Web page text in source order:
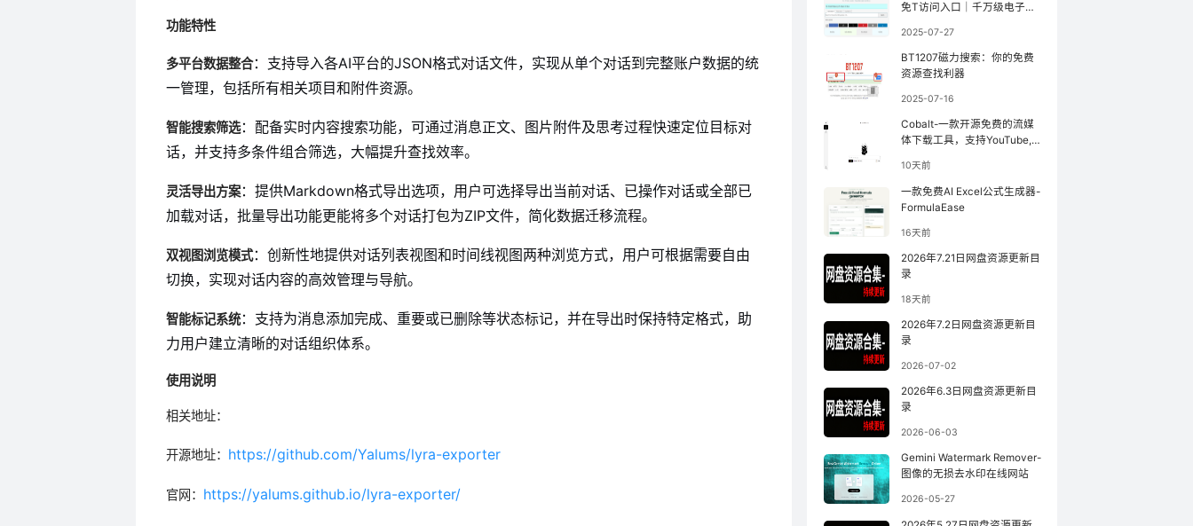
功能特性
多平台数据整合：支持导入各AI平台的JSON格式对话文件，实现从单个对话到完整账户数据的统
一管理，包括所有相关项目和附件资源。
智能搜索筛选：配备实时内容搜索功能，可通过消息正文、图片附件及思考过程快速定位目标对
话，并支持多条件组合筛选，大幅提升查找效率。
灵活导出方案：提供Markdown格式导出选项，用户可选择导出当前对话、已操作对话或全部已
加载对话，批量导出功能更能将多个对话打包为ZIP文件，简化数据迁移流程。
双视图浏览模式：创新性地提供对话列表视图和时间线视图两种浏览方式，用户可根据需要自由
切换，实现对话内容的高效管理与导航。
智能标记系统：支持为消息添加完成、重要或已删除等状态标记，并在导出时保持特定格式，助
力用户建立清晰的对话组织体系。
使用说明
相关地址：
开源地址： https://github.com/Yalums/lyra-exporter
官网： https://yalums.github.io/lyra-exporter/
免T访问入口｜千万级电子书
更新最快】
2025-07-27
BT1207磁力搜索：你的免费
资源查找利器
2025-07-16
Cobalt-一款开源免费的流媒
体下载工具，支持YouTube,
10天前
一款免费AI Excel公式生成器-
FormulaEase
16天前
2026年7.21日网盘资源更新目
录
18天前
2026年7.2日网盘资源更新目
录
2026-07-02
2026年6.3日网盘资源更新目
录
2026-06-03
Gemini Watermark Remover-
图像的无损去水印在线网站
2026-05-27